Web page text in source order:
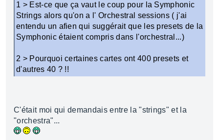
1 > Est-ce que ça vaut le coup pour la Symphonic
Strings alors qu'on a l' Orchestral sessions ( j'ai
entendu un afien qui suggérait que les presets de la
Symphonic étaient compris dans l'orchestral...)
2 > Pourquoi certaines cartes ont 400 presets et
d'autres 40 ? !!
C'était moi qui demandais entre la "strings" et la
"orchestra"...